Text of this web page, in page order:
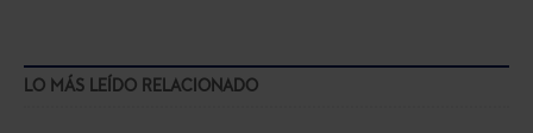
LO MÁS LEÍDO RELACIONADO